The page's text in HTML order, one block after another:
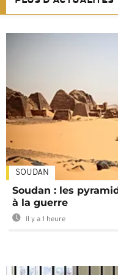
SOUDAN
Soudan : les
à la guerre
Il y a 1 heure